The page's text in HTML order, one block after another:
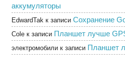
аккумуляторы
EdwardTak к записи Сохранение
Cole к записи Планшет лучше
электромобили к записи Планшет